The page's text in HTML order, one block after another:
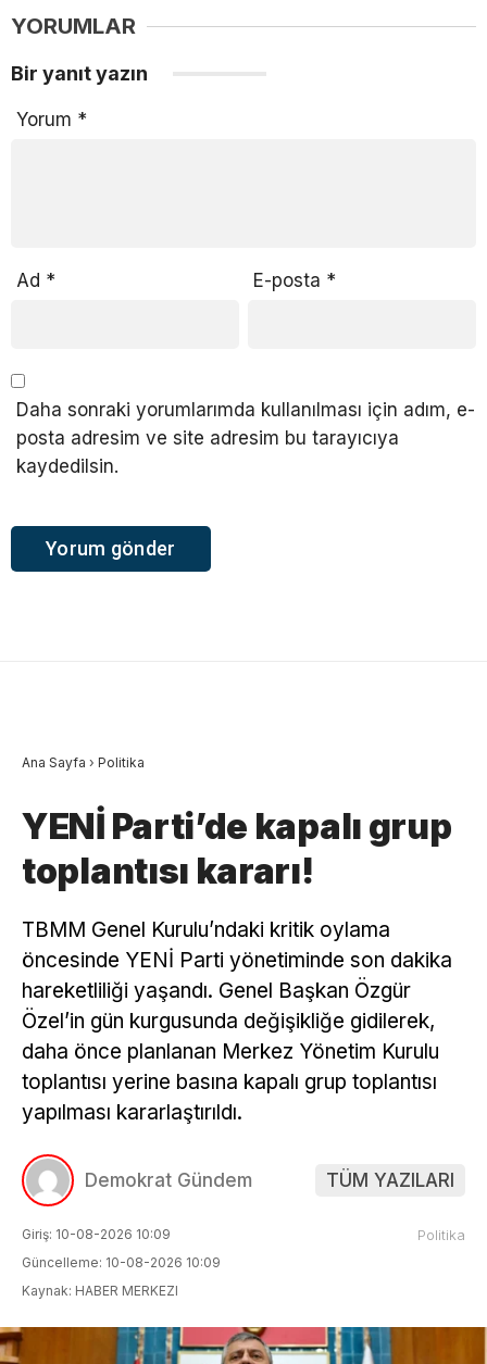
YORUMLAR
Bir yanıt yazın
Yorum *
Ad * E-posta *
Daha sonraki yorumlarımda kullanılması için adım, e-
posta adresim ve site adresim bu tarayıcıya
kaydedilsin.
Ana Sayfa › Politika
YENİ Parti’de kapalı grup
toplantısı kararı!
TBMM Genel Kurulu’ndaki kritik oylama
öncesinde YENİ Parti yönetiminde son dakika
hareketliliği yaşandı. Genel Başkan Özgür
Özel’in gün kurgusunda değişikliğe gidilerek,
daha önce planlanan Merkez Yönetim Kurulu
toplantısı yerine basına kapalı grup toplantısı
yapılması kararlaştırıldı.
Demokrat Gündem TÜM YAZILARI
Giriş: 10-08-2026 10:09
Güncelleme: 10-08-2026 10:09
Kaynak: HABER MERKEZI
Politika